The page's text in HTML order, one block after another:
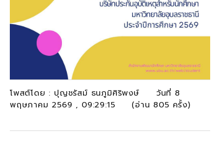
โพสต์โดย : ปุญชรัสม์ ธนภูมิศิริพงษ์ วันที่ 8
พฤษภาคม 2569 , 09:29:15 (อ่าน 805 ครั้ง)